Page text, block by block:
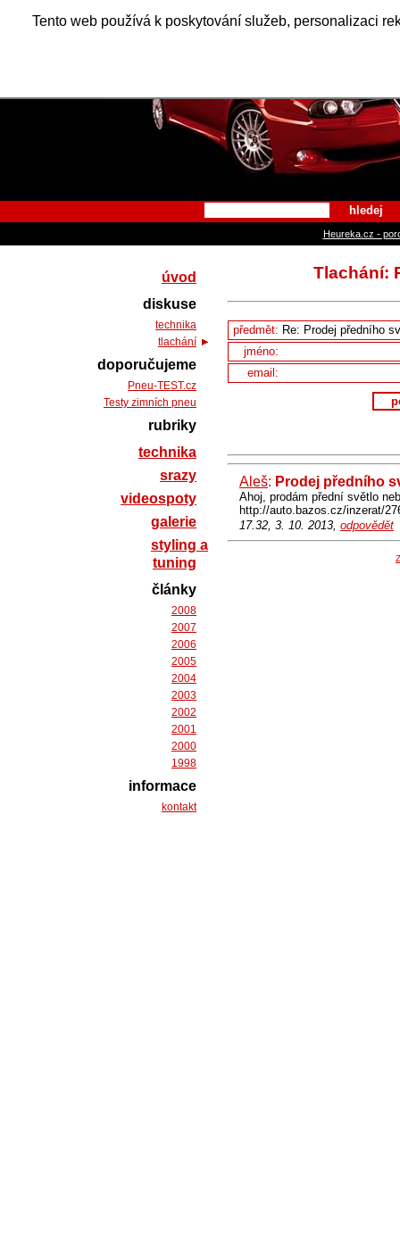
Tento web používá k poskytování služeb, personalizaci
Alfa
hledej
Heureka.cz -
Tlachání:
předmět:
jméno:
email:
Aleš: Prodej předního
Ahoj, prodám přední světlo
http://auto.bazos.cz/inzerat/
17.32, 3. 10. 2013, odpovědět
úvod
diskuse
technika
tlachání
doporučujeme
Pneu-TEST.cz
Testy zimních pneu
rubriky
technika
srazy
videospoty
galerie
styling a
tuning
články
2008
2007
2006
2005
2004
2003
2002
2001
2000
1998
informace
kontakt